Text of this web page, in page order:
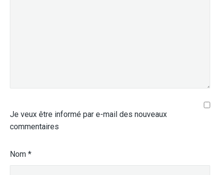
Je veux être informé par e-mail des nouveaux
commentaires
Nom *